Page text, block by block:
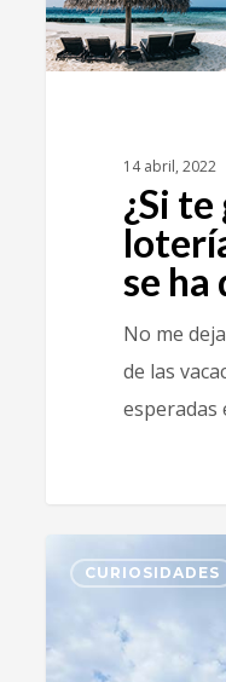
14 abril, 2022
¿Si te
se ha
No me
de las
esperadas
CURIOSIDADES